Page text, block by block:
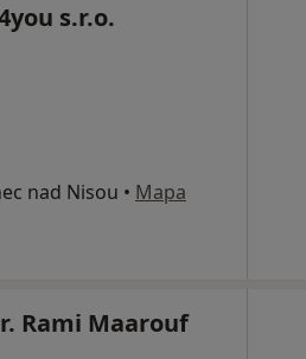
s.r.o.
nad Nisou • Mapa
Rami Maarouf